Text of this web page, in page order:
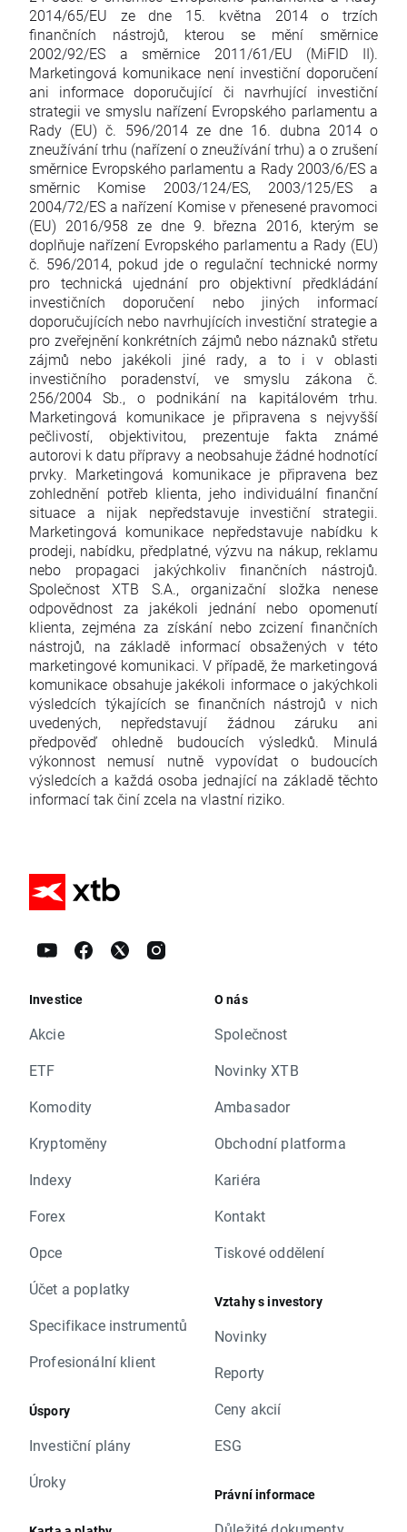
2014/65/EU ze dne 15. května 2014 o trzích
finančních nástrojů, kterou se mění směrnice
2002/92/ES a směrnice 2011/61/EU (MiFID II).
Marketingová komunikace není investiční doporučení
ani informace doporučující či navrhující investiční
strategii ve smyslu nařízení Evropského parlamentu a
Rady (EU) č. 596/2014 ze dne 16. dubna 2014 o
zneužívání trhu (nařízení o zneužívání trhu) a o zrušení
směrnice Evropského parlamentu a Rady 2003/6/ES a
směrnic Komise 2003/124/ES, 2003/125/ES a
2004/72/ES a nařízení Komise v přenesené pravomoci
(EU) 2016/958 ze dne 9. března 2016, kterým se
doplňuje nařízení Evropského parlamentu a Rady (EU)
č. 596/2014, pokud jde o regulační technické normy
pro technická ujednání pro objektivní předkládání
investičních doporučení nebo jiných informací
doporučujících nebo navrhujících investiční strategie a
pro zveřejnění konkrétních zájmů nebo náznaků střetu
zájmů nebo jakékoli jiné rady, a to i v oblasti
investičního poradenství, ve smyslu zákona č.
256/2004 Sb., o podnikání na kapitálovém trhu.
Marketingová komunikace je připravena s nejvyšší
pečlivostí, objektivitou, prezentuje fakta známé
autorovi k datu přípravy a neobsahuje žádné hodnotící
prvky. Marketingová komunikace je připravena bez
zohlednění potřeb klienta, jeho individuální finanční
situace a nijak nepředstavuje investiční strategii.
Marketingová komunikace nepředstavuje nabídku k
prodeji, nabídku, předplatné, výzvu na nákup, reklamu
nebo propagaci jakýchkoliv finančních nástrojů.
Společnost XTB S.A., organizační složka nenese
odpovědnost za jakékoli jednání nebo opomenutí
klienta, zejména za získání nebo zcizení finančních
nástrojů, na základě informací obsažených v této
marketingové komunikaci. V případě, že marketingová
komunikace obsahuje jakékoli informace o jakýchkoli
výsledcích týkajících se finančních nástrojů v nich
uvedených, nepředstavují žádnou záruku ani
předpověď ohledně budoucích výsledků. Minulá
výkonnost nemusí nutně vypovídat o budoucích
výsledcích a každá osoba jednající na základě těchto
informací tak činí zcela na vlastní riziko.
Investice
Akcie
ETF
Komodity
Kryptoměny
Indexy
Forex
Opce
Účet a poplatky
Specifikace instrumentů
Profesionální klient
Úspory
Investiční plány
Úroky
O nás
Společnost
Novinky XTB
Ambasador
Obchodní platforma
Kariéra
Kontakt
Tiskové oddělení
Vztahy s investory
Novinky
Reporty
Ceny akcií
ESG
Právní informace